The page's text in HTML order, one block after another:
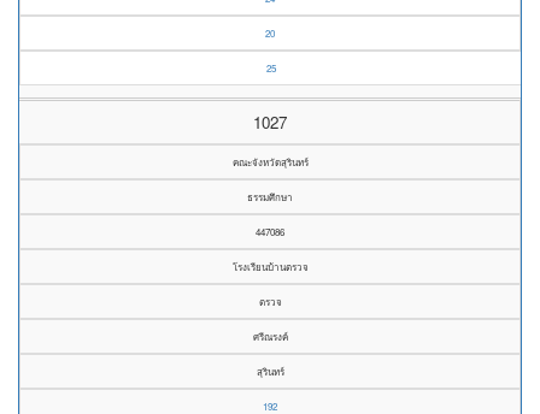
20
25
1027
คณะจังหวัดสุรินทร์
ธรรมศึกษา
447086
โรงเรียนบ้านตรวจ
ตรวจ
ศรีณรงค์
สุรินทร์
192